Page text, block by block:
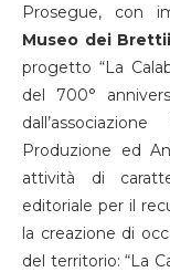
Prosegue, con
Museo dei
progetto “La
del 700°
Produzione ed
attività di
editoriale per il
la creazione di
del territorio: “La